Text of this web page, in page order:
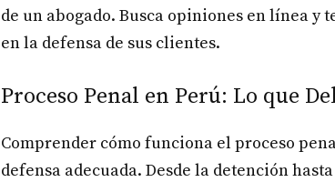
de un abogado. Busca opiniones en línea y
en la defensa de sus clientes.
Proceso Penal en Perú: Lo que
Comprender cómo funciona el proceso
defensa adecuada. Desde la detención